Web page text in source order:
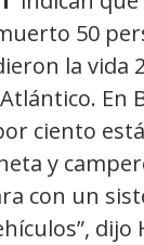
50
la vida
En
ciento
y
con un
dijo